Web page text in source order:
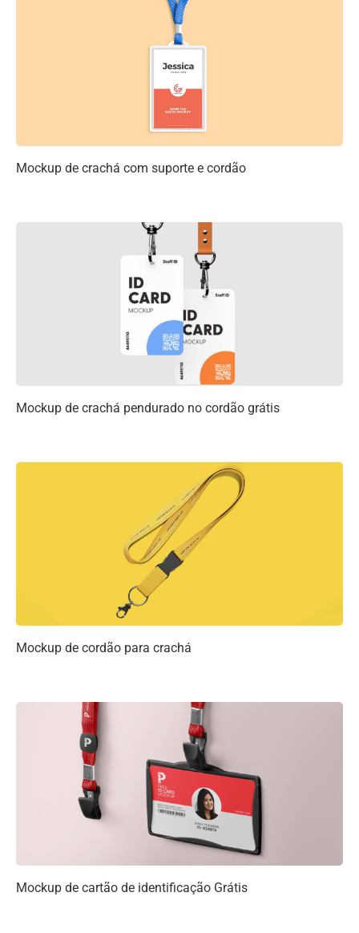
Mockup de crachá com suporte e cordão
Mockup de crachá pendurado no cordão grátis
Mockup de cordão para crachá
Mockup de cartão de identificação Grátis